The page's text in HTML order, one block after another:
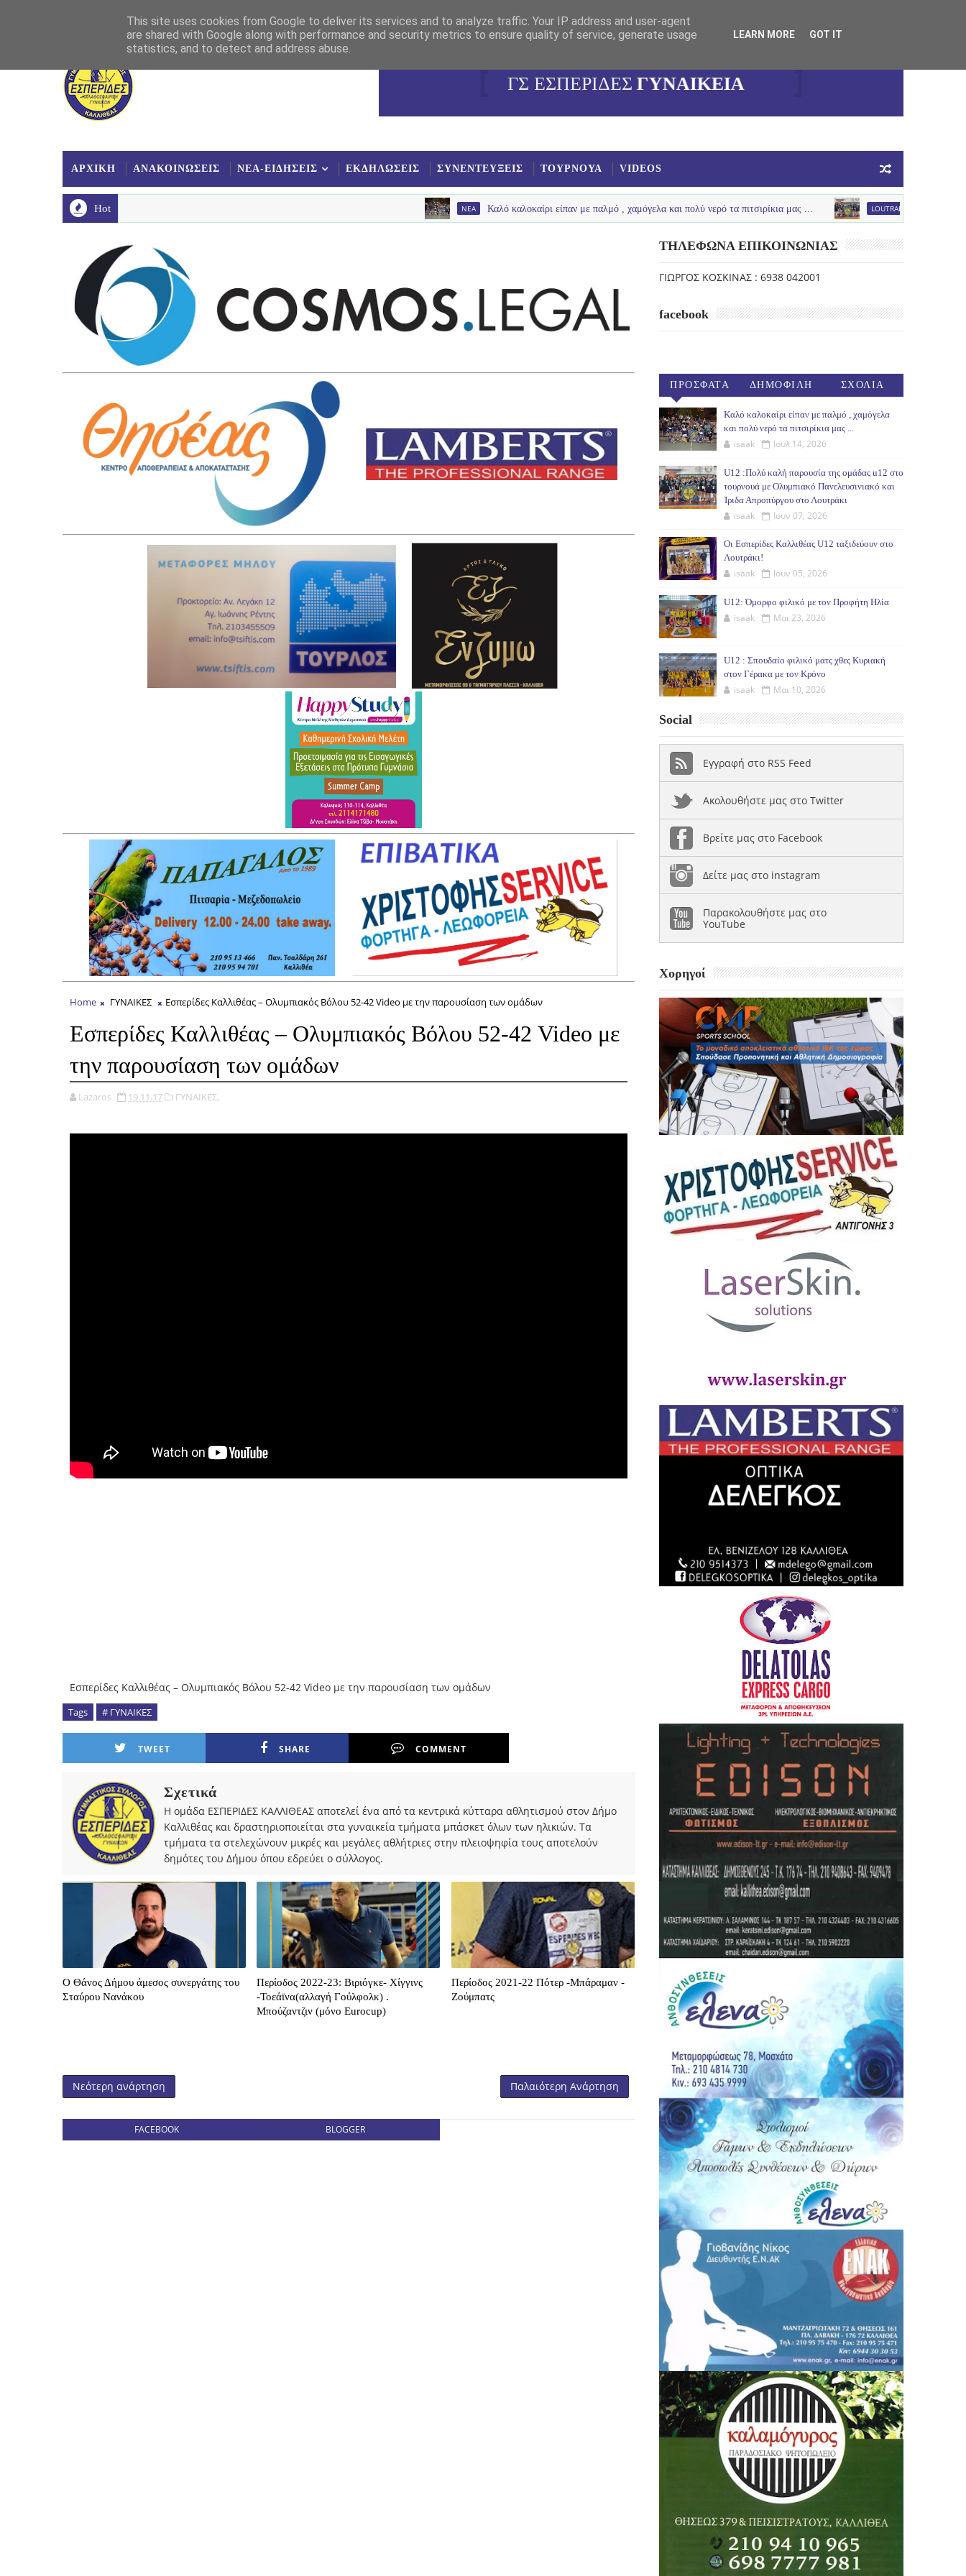
ΓΣ ΕΣΠΕΡΙΔΕΣ ΚΑΛΛΙΘΕΑΣ
ΓΥΝΑΙΚΕΙΑ
ΜΠΑΣΚΕΤ
ΑΡΧΙΚΗ ΑΝΑΚΟΙΝΩΣΕΙΣ ΝΕΑ-ΕΙΔΗΣΕΙΣ ΕΚΔΗΛΩΣΕΙΣ ΣΥΝΕΝΤΕΥΞΕΙΣ ΤΟΥΡΝΟΥΑ VIDEOS
Hot NEA Καλό καλοκαίρι είπαν με παλμό , χαμόγελα και πολύ νερό τα πιτσιρίκια μας ... LOUTRAKI SPRING
Home ΓΥΝΑΙΚΕΣ Εσπερίδες Καλλιθέας – Ολυμπιακός Βόλου 52-42 Video με την παρουσίαση των ομάδων
Εσπερίδες Καλλιθέας – Ολυμπιακός Βόλου 52-42 Video με
την παρουσίαση των ομάδων
Lazaros 19.11.17 ΓΥΝΑΙΚΕΣ,
Εσπερίδες Καλλιθέας – Ολυμπιακός Βόλου 52-42 Video με την παρουσίαση των ομάδων
Tags # ΓΥΝΑΙΚΕΣ
TWEET SHARE COMMENT
Σχετικά
Η ομάδα ΕΣΠΕΡΙΔΕΣ ΚΑΛΛΙΘΕΑΣ αποτελεί ένα από τα κεντρικά κύτταρα αθλητισμού στον Δήμο
Καλλιθέας και δραστηριοποιείται στα γυναικεία τμήματα μπάσκετ όλων των ηλικιών. Τα
τμήματα τα στελεχώνουν μικρές και μεγάλες αθλήτριες στην πλειοψηφία τους αποτελούν
δημότες του Δήμου όπου εδρεύει ο σύλλογος.
O Θάνος Δήμου άμεσος συνεργάτης του
Σταύρου Νανάκου
Περίοδος 2022-23: Βιριόγκε- Χίγγινς
-Τοεάϊνα(αλλαγή Γούλφολκ) .
Μπούζαντζιν (μόνο Eurocup)
Περίοδος 2021-22 Πότερ -Μπάραμαν -
Ζούμπατς
Νεότερη ανάρτηση Παλαιότερη Ανάρτηση
FACEBOOK BLOGGER
ΤΗΛΕΦΩΝΑ ΕΠΙΚΟΙΝΩΝΙΑΣ
ΓΙΩΡΓΟΣ ΚΟΣΚΙΝΑΣ : 6938 042001
facebook
ΠΡΟΣΦΑΤΑ ΔΗΜΟΦΙΛΗ ΣΧΟΛΙΑ
Καλό καλοκαίρι είπαν με παλμό , χαμόγελα
και πολύ νερό τα πιτσιρίκια μας ...
isaak Ιουλ 14, 2026
U12 :Πολύ καλή παρουσία της ομάδας u12 στο
τουρνουά με Ολυμπιακό Πανελευσινιακό και
Ίριδα Απροπύργου στο Λουτράκι
isaak Ιουν 07, 2026
Οι Εσπερίδες Καλλιθέας U12 ταξιδεύουν στο
Λουτράκι!
isaak Ιουν 05, 2026
U12: Όμορφο φιλικό με τον Προφήτη Ηλία
isaak Μαι 23, 2026
U12 : Σπουδαίο φιλικό ματς χθες Κυριακή
στον Γέρακα με τον Κρόνο
isaak Μαι 10, 2026
Social
Εγγραφή στο RSS Feed
Ακολουθήστε μας στο Twitter
Βρείτε μας στο Facebook
Δείτε μας στο instagram
Παρακολουθήστε μας στο
YouTube
Χορηγοί
This site uses cookies from Google to deliver its services and to analyze traffic. Your IP address and user-agent
are shared with Google along with performance and security metrics to ensure quality of service, generate usage
statistics, and to detect and address abuse.
LEARN MORE GOT IT